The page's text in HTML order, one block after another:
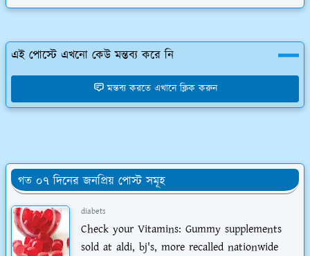
এই পোস্টে এখনো কেউ মন্তব্য করে নি
মন্তব্য করতে এখানে ক্লিক করুন
গত ০৭ দিনের জনপ্রিয় পোস্ট সমূহ
diabets
Check your Vitamins: Gummy supplements
sold at aldi, bj's, more recalled nationwide